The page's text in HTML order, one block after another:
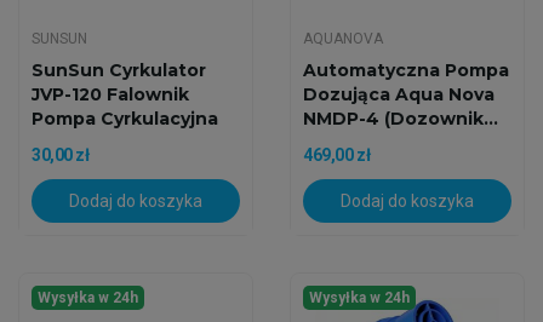
SUNSUN
SunSun Cyrkulator
JVP-120 Falownik
Pompa Cyrkulacyjna
Do...
30,00 zł
Dodaj do koszyka
AQUANOVA
Automatyczna Pompa
Dozująca Aqua Nova
NMDP-4 (Dozownik...
469,00 zł
Dodaj do koszyka
Wysyłka w 24h Wysyłka w 24h